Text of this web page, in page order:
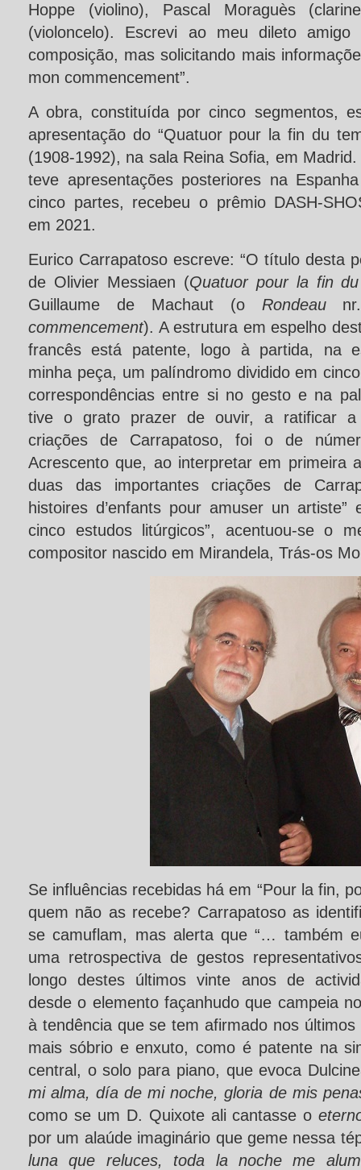
Hoppe (violino), Pascal Moraguès
(violoncelo). Escrevi ao meu dileto amigo
composição, mas solicitando mais
mon commencement”.
A obra, constituída por cinco segmentos,
apresentação do “Quatuor pour la fin du
(1908-1992), na sala Reina Sofia, em
teve apresentações posteriores na
cinco partes, recebeu o prêmio DASH-
em 2021.
Eurico Carrapatoso escreve: “O título desta
de Olivier Messiaen (Quatuor pour la fin
Guillaume de Machaut (o Rondeau
commencement). A estrutura em espelho
francês está patente, logo à partida, na
minha peça, um palíndromo dividido em
correspondências entre si no gesto e na
tive o grato prazer de ouvir, a ratificar a
criações de Carrapatoso, foi o de
Acrescento que, ao interpretar em primeira
duas das importantes criações de
histoires d’enfants pour amuser un
cinco estudos litúrgicos”, acentuou-se o
compositor nascido em Mirandela, Trás-os
Se influências recebidas há em “Pour la fin,
quem não as recebe? Carrapatoso as
se camuflam, mas alerta que “… também
uma retrospectiva de gestos
longo destes últimos vinte anos de
desde o elemento façanhudo que campeia
à tendência que se tem afirmado nos
mais sóbrio e enxuto, como é patente na
central, o solo para piano, que evoca
mi alma, día de mi noche, gloria de mis
como se um D. Quixote ali cantasse o
por um alaúde imaginário que geme nessa
luna que reluces, toda la noche me